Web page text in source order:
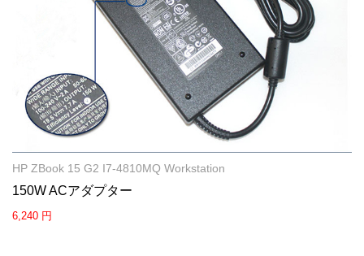
HP ZBook 15 G2 I7-4810MQ Workstation
150W ACアダプター
6,240 円